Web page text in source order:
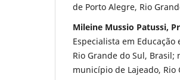
de Porto Alegre, Rio
Mileine Mussio Patussi,
Especialista em
Rio Grande do Sul,
município de Lajeado, Rio